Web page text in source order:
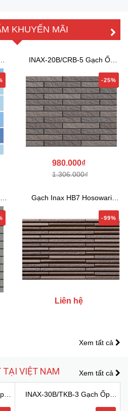
KHUYẾN MÃI
INAX-20B/CRB-5 Gạch Ốp
-25%
980.000₫
1.306.000₫
Gạch Inax HB7 Hosowari
-99%
Liên hệ
Xem tất cả
TẠI VIỆT NAM Xem tất cả
INAX-30B/TKB-3 Gạch Ốp